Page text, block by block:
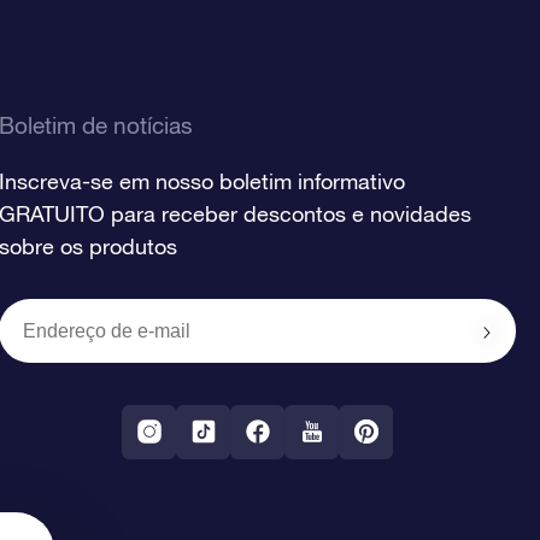
Boletim de notícias
Inscreva-se em nosso boletim informativo
GRATUITO para receber descontos e novidades
sobre os produtos